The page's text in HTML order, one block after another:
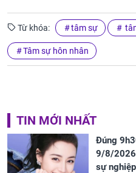
Từ khóa: tâm sự
Tâm sự hôn nhân
TIN MỚI NHẤT
Đúng
9/8/
sự